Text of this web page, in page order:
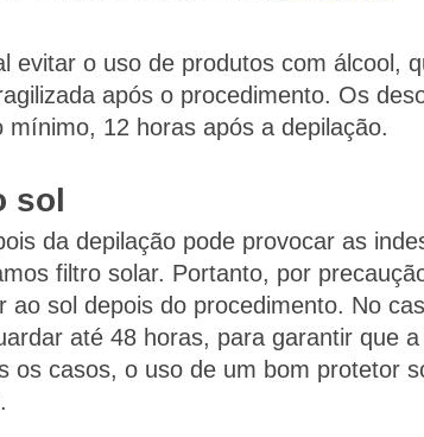
evitar o uso de produtos com álcool,
após o procedimento. Os
mínimo, 12 horas após a depilação.
sol
da depilação pode provocar as
filtro solar. Portanto, por
ao sol depois do procedimento. No
até 48 horas, para garantir que
os casos, o uso de um bom protetor